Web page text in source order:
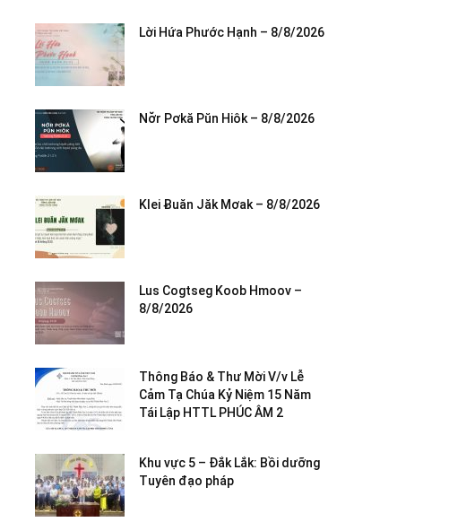
Lời Hứa Phước Hạnh – 8/8/2026
Nơ̆r Pơkă Pŭn Hiôk – 8/8/2026
Klei Ƀuăn Jăk Mơak – 8/8/2026
Lus Cogtseg Koob Hmoov –
8/8/2026
Thông Báo & Thư Mời V/v Lễ
Cảm Tạ Chúa Kỷ Niệm 15 Năm
Tái Lập HTTL PHÚC ÂM 2
Khu vực 5 – Đắk Lắk: Bồi dưỡng
Tuyên đạo pháp